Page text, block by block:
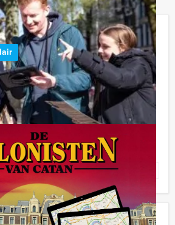
Lunch Utrecht
56,50 p.p. excl. BTW
personen ‐ 4 uur
van Holland Tour Guides in
met familie, vrienden of collega's
moord oplossen. Waar komt u dat